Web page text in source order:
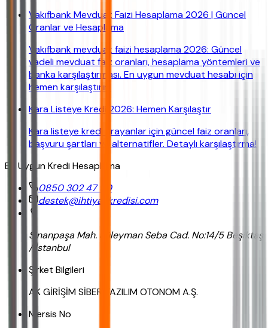
Vakıfbank Mevduat Faizi Hesaplama 2026 | Güncel
Oranlar ve Hesaplama
Vakıfbank mevduat faizi hesaplama 2026: Güncel
vadeli mevduat faiz oranları, hesaplama yöntemleri ve
banka karşılaştırması. En uygun mevduat hesabı için
hemen karşılaştırın!
Kara Listeye Kredi 2026: Hemen Karşılaştır
Kara listeye kredi arayanlar için güncel faiz oranları,
başvuru şartları ve alternatifler. Detaylı karşılaştırma!
En Uygun Kredi Hesaplama
0850 302 47 90
destek@ihtiyackredisi.com
Sinanpaşa Mah. Süleyman Seba Cad. No:14/5 Beşiktaş
/ İstanbul
Şirket Bilgileri
AK GİRİŞİM SİBER YAZILIM OTONOM A.Ş.
Mersis No